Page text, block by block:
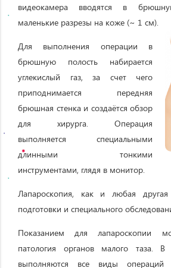
видеокамера вводятся в
маленькие разрезы на коже (~ 1 см).
Для выполнения операции в
брюшную полость набирается
углекислый газ, за счет чего
приподнимается передняя
брюшная стенка и создаётся обзор
для хирурга. Операция
выполняется специальными
длинными тонкими
инструментами, глядя в монитор.
Лапароскопия, как и любая другая
подготовки и специального
Показанием для лапароскопии
патология органов малого таза. В
выполняются все виды операций